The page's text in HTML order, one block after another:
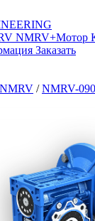
NMRV+Мотор
Заказать
/ NMRV-